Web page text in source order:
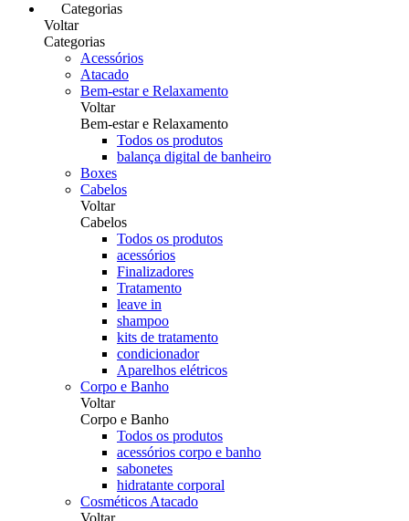
Categorias
Voltar
Categorias
Acessórios
Atacado
Bem-estar e Relaxamento
Voltar
Bem-estar e Relaxamento
Todos os produtos
balança digital de banheiro
Boxes
Cabelos
Voltar
Cabelos
Todos os produtos
acessórios
Finalizadores
Tratamento
leave in
shampoo
kits de tratamento
condicionador
Aparelhos elétricos
Corpo e Banho
Voltar
Corpo e Banho
Todos os produtos
acessórios corpo e banho
sabonetes
hidratante corporal
Cosméticos Atacado
Voltar